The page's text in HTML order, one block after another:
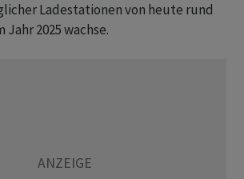
Ladestationen von heute rund
Jahr 2025 wachse.